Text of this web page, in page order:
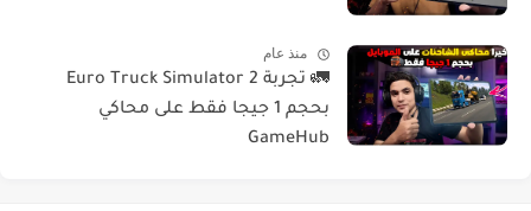
منذ عام
🚛 تجربة Euro Truck Simulator 2
بحجم 1 جيجا فقط على محاكي
GameHub